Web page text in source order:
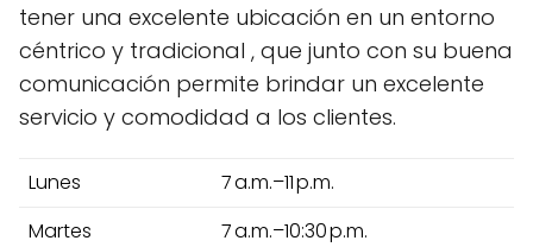
tener una excelente ubicación en un entorno
céntrico y tradicional , que junto con su buena
comunicación permite brindar un excelente
servicio y comodidad a los clientes.
Lunes
7 a.m.–11 p.m.
Martes
7 a.m.–10:30 p.m.